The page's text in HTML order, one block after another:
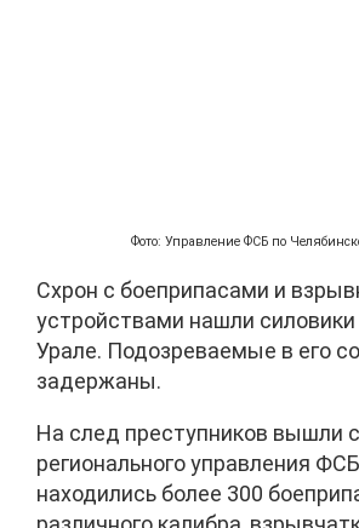
Фото: Управление ФСБ по
Схрон с боеприпасами и
устройствами нашли
Урале. Подозреваемые в его
задержаны.
На след преступников вышли
регионального управления
находились более 300